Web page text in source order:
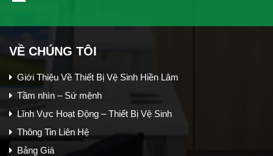
VỀ CHÚNG TÔI
Giới Thiệu Về Thiết Bị Vệ Sinh Hiền Lâm
Tầm nhìn – Sứ mệnh
Lĩnh Vực Hoạt Động – Thiết Bị Vệ Sinh
Thông Tin Liên Hệ
Bảng Giá